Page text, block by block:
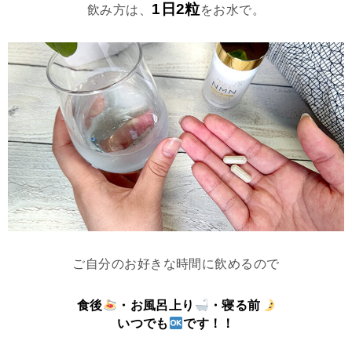
飲み方は、 1日2粒をお水で。
ご自分のお好きな時間に飲めるので
食後 ・お風呂上り
・寝る前
いつでも
です！！